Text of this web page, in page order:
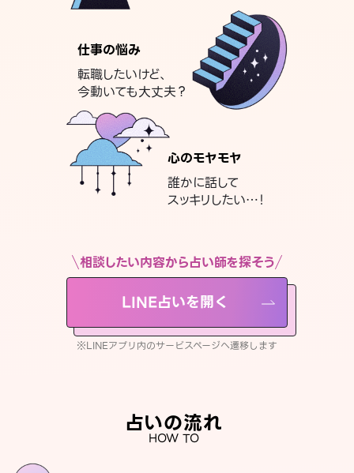
仕事の悩み
転職したいけど、
今動いても大丈夫？
心のモヤモヤ
誰かに話して
スッキリしたい…！
相談したい内容から占い師を探そう
LINE占いを開く
※LINEアプリ内のサービスページへ遷移します
占いの流れ
HOW TO